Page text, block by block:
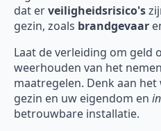
dat erveiligheidsrisico's
gezin, zoals brandgevaar
Laat de verleiding om geld
weerhouden van het
maatregelen. Denk aan
gezin en uw eigendom en
betrouwbare installatie.